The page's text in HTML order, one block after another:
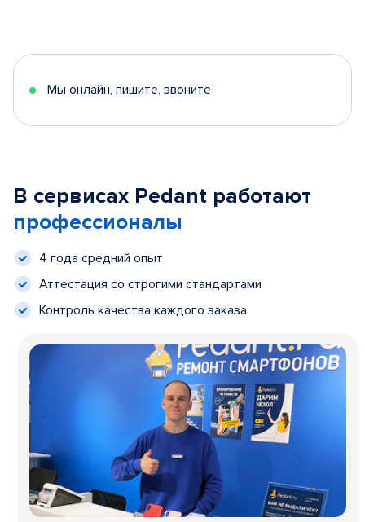
Мы онлайн, пишите, звоните
В сервисах Pedant работают
профессионалы
4 года средний опыт
Аттестация со строгими стандартами
Контроль качества каждого заказа